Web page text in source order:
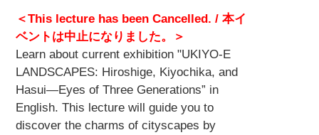
＜This lecture has been Cancelled. / 本イ
ベントは中止になりました。＞
Learn about current exhibition "UKIYO-E
LANDSCAPES: Hiroshige, Kiyochika, and
Hasui―Eyes of Three Generations” in
English. This lecture will guide you to
discover the charms of cityscapes by